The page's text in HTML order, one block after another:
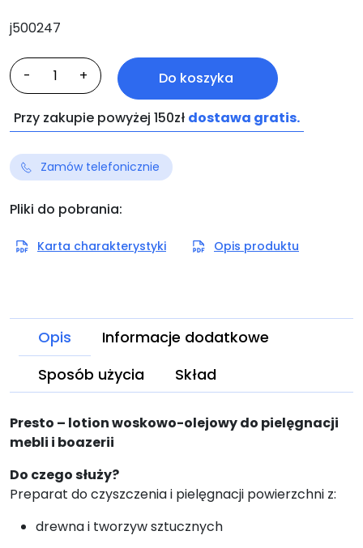
j500247
-
ilość
Presto
+ Do koszyka
Przy zakupie powyżej 150zł dostawa gratis.
Zamów telefonicznie
Pliki do pobrania:
Karta charakterystyki Opis produktu
Opis
Informacje dodatkowe
Sposób użycia
Skład
Presto – lotion woskowo-olejowy do pielęgnacji
mebli i boazerii
Do czego służy?
Preparat do czyszczenia i pielęgnacji powierzchni z:
drewna i tworzyw sztucznych